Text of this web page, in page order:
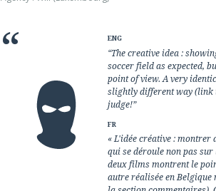
ENG
“The creative idea :
soccer field as expected,
point of view. A very
slightly different way (link
judge!”
FR
« L'idée créative : montrer
qui se déroule non pas
deux films montrent le
autre réalisée en